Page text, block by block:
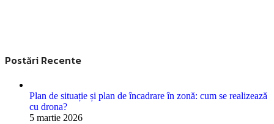
Postări Recente
Plan de situație și plan de încadrare în zonă: cum se realizează
cu drona?
5 martie 2026